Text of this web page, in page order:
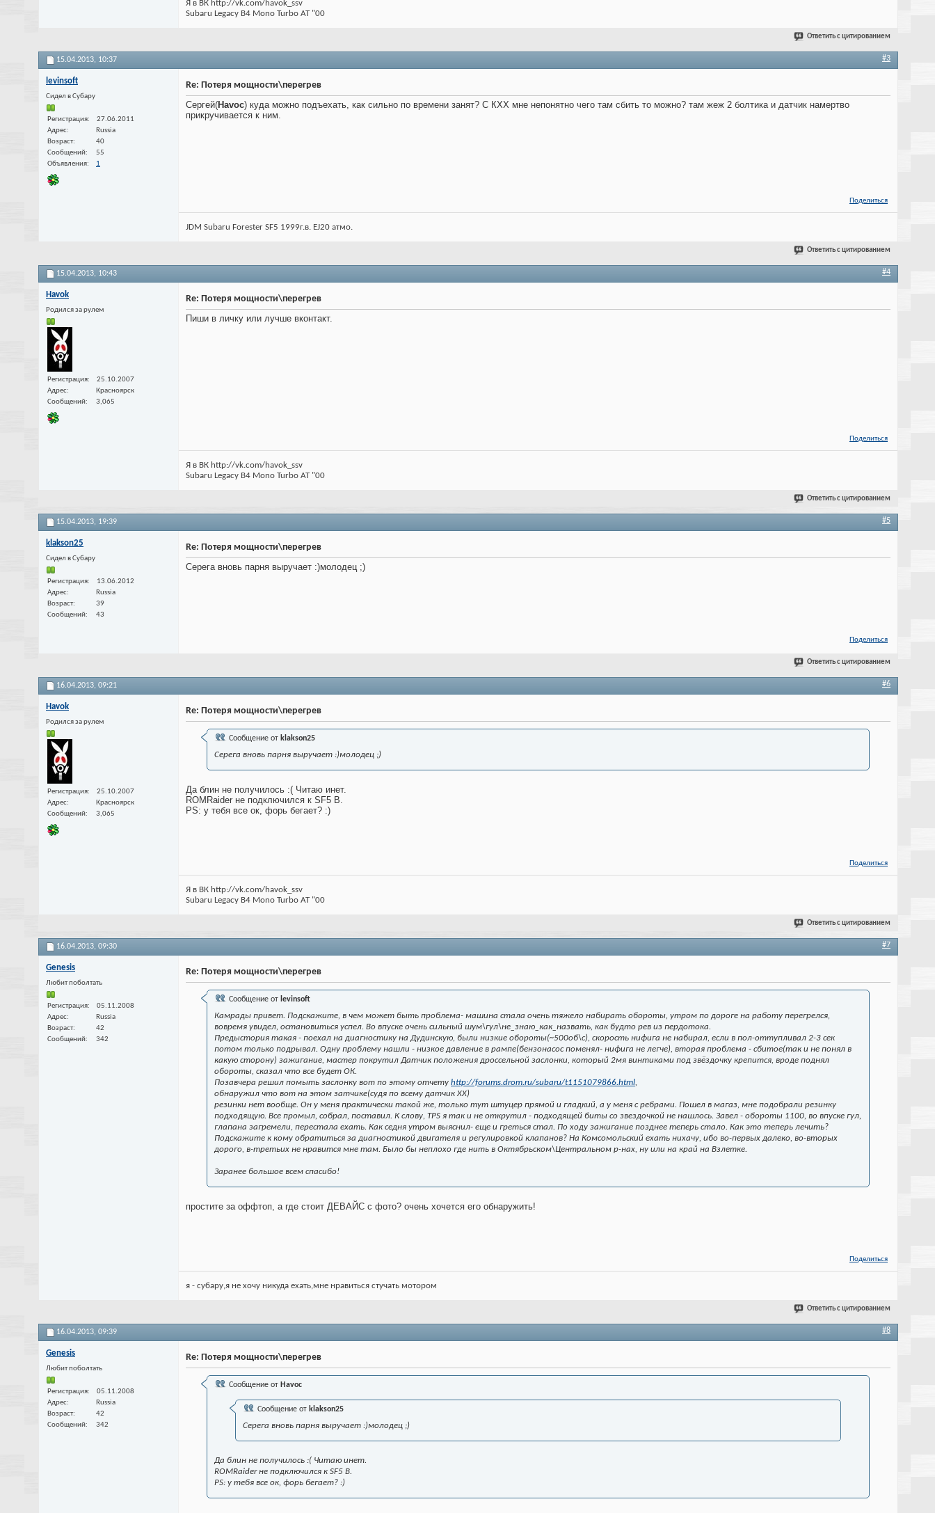
Я в ВК http://vk.com/havok_ssv
Subaru Legacy B4 Mono Turbo AT "00
Ответить с цитированием
15.04.2013, 10:37 #3
levinsoft
Cидел в Субару
Регистрация
27.06.2011
Адрес
Russia
Возраст
40
Сообщений
55
Объявления
1
Re: Потеря мощности\перегрев
Сергей(Havoc) куда можно подъехать, как сильно по времени занят? С КХХ мне непонятно чего там сбить то можно? там жеж 2 болтика и датчик намертво
прикручивается к ним.
Поделиться
JDM Subaru Forester SF5 1999г.в. EJ20 атмо.
Ответить с цитированием
15.04.2013, 10:43 #4
Havok
Родился за рулем
Регистрация
25.10.2007
Адрес
Красноярск
Сообщений
3,065
Re: Потеря мощности\перегрев
Пиши в личку или лучше вконтакт.
Поделиться
Я в ВК http://vk.com/havok_ssv
Subaru Legacy B4 Mono Turbo AT "00
Ответить с цитированием
15.04.2013, 19:39 #5
klakson25
Cидел в Субару
Регистрация
13.06.2012
Адрес
Russia
Возраст
39
Сообщений
43
Re: Потеря мощности\перегрев
Серега вновь парня выручает :)молодец ;)
Поделиться
Ответить с цитированием
16.04.2013, 09:21 #6
Havok
Родился за рулем
Регистрация
25.10.2007
Адрес
Красноярск
Сообщений
3,065
Re: Потеря мощности\перегрев
Сообщение от klakson25
Серега вновь парня выручает :)молодец ;)
Да блин не получилось :( Читаю инет.
ROMRaider не подключился к SF5 B.
PS: у тебя все ок, форь бегает? :)
Поделиться
Я в ВК http://vk.com/havok_ssv
Subaru Legacy B4 Mono Turbo AT "00
Ответить с цитированием
16.04.2013, 09:30 #7
Genesis
Любит поболтать
Регистрация
05.11.2008
Адрес
Russia
Возраст
42
Сообщений
342
Re: Потеря мощности\перегрев
Сообщение от levinsoft
Камрады привет. Подскажите, в чем может быть проблема- машина стала очень тяжело набирать обороты, утром по дороге на работу перегрелся,
вовремя увидел, остановиться успел. Во впуске очень сильный шум\гул\не_знаю_как_назвать, как будто рев из пердотока.
Предыстория такая - поехал на диагностику на Дудинскую, были низкие обороты(~500об\с), скорость нифига не набирал, если в пол-оттупливал 2-3 сек
потом только подрывал. Одну проблему нашли - низкое давление в рампе(бензонасос поменял- нифига не легче), вторая проблема - сбитое(так и не понял в
какую сторону) зажигание, мастер покрутил Датчик положения дроссельной заслонки, который 2мя винтиками под звёздочку крепится, вроде поднял
обороты, сказал что все будет ОК.
Позавчера решил помыть заслонку вот по этому отчету http://forums.drom.ru/subaru/t1151079866.html,
обнаружил что вот на этом затчике(судя по всему датчик ХХ)
резинки нет вообще. Он у меня практически такой же, только тут штуцер прямой и гладкий, а у меня с ребрами. Пошел в магаз, мне подобрали резинку
подходящую. Все промыл, собрал, поставил. К слову, TPS я так и не открутил - подходящей биты со звездочкой не нашлось. Завел - обороты 1100, во впуске гул,
глапана загремели, перестала ехать. Как седня утром выяснил- еще и греться стал. По ходу зажигание позднее теперь стало. Как это теперь лечить?
Подскажите к кому обратиться за диагностикой двигателя и регулировкой клапанов? На Комсомольский ехать нихачу, ибо во-первых далеко, во-вторых
дорого, в-третьих не нравится мне там. Было бы неплохо где нить в Октябрьском\Центральном р-нах, ну или на край на Взлетке.
Заранее большое всем спасибо!
простите за оффтоп, а где стоит ДЕВАЙС с фото? очень хочется его обнаружить!
Поделиться
я - субару,я не хочу никуда ехать,мне нравиться стучать мотором
Ответить с цитированием
16.04.2013, 09:39 #8
Genesis
Любит поболтать
Регистрация
05.11.2008
Адрес
Russia
Возраст
42
Сообщений
342
Re: Потеря мощности\перегрев
Сообщение от Havoc
Сообщение от klakson25
Серега вновь парня выручает :)молодец ;)
Да блин не получилось :( Читаю инет.
ROMRaider не подключился к SF5 B.
PS: у тебя все ок, форь бегает? :)